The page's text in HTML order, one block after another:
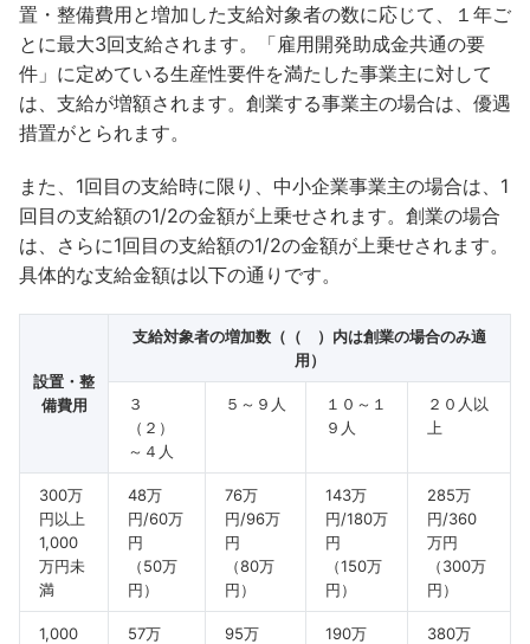
置・整備費用と増加した支給対象者の数に応じて、１年ご
とに最大3回支給されます。「雇用開発助成金共通の要
件」に定めている生産性要件を満たした事業主に対して
は、支給が増額されます。創業する事業主の場合は、優遇
措置がとられます。
また、1回目の支給時に限り、中小企業事業主の場合は、1
回目の支給額の1/2の金額が上乗せされます。創業の場合
は、さらに1回目の支給額の1/2の金額が上乗せされます。
具体的な支給金額は以下の通りです。
設置・整
備費用
支給対象者の増加数（（ ）内は創業の場合のみ適
用）
３
（２）
～４人
５～９人
１０～１
９人
２０人以
上
300万
円以上
1,000
万円未
満
48万
円/60万
円
（50万
円）
76万
円/96万
円
（80万
円）
143万
円/180万
円
（150万
円）
285万
円/360
万円
（300万
円）
1,000
57万
95万
190万
380万